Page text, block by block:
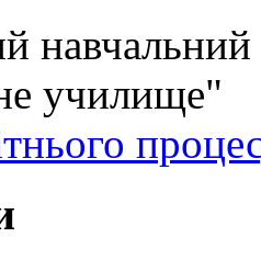
навчальний
училище"